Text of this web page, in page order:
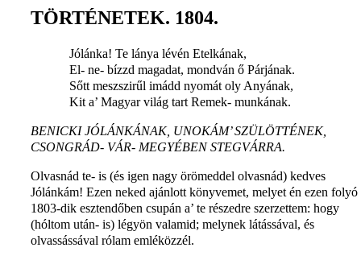
TÖRTÉNETEK. 1804.
Jólánka! Te lánya lévén Etelkának,
El- ne- bízzd magadat, mondván ő Párjának.
Sőtt meszszirűl imádd nyomát oly Anyának,
Kit a’ Magyar világ tart Remek- munkának.
BENICKI JÓLÁNKÁNAK, UNOKÁM’ SZÜLÖTTÉNEK,
CSONGRÁD- VÁR- MEGYÉBEN STEGVÁRRA.
Olvasnád te- is (és igen nagy örömeddel olvasnád) kedves
Jólánkám! Ezen neked ajánlott könyvemet, melyet én ezen folyó
1803-dik esztendőben csupán a’ te részedre szerzettem: hogy
(hóltom után- is) légyön valamid; melynek látássával, és
olvassássával rólam emléközzél.